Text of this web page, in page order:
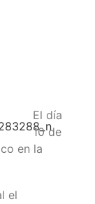
El día
10 de
en la
el